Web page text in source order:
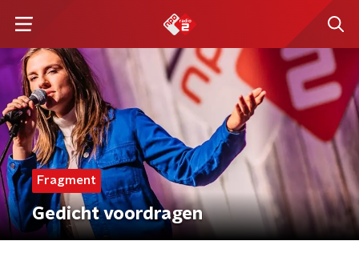
Fragment
Gedicht voordragen